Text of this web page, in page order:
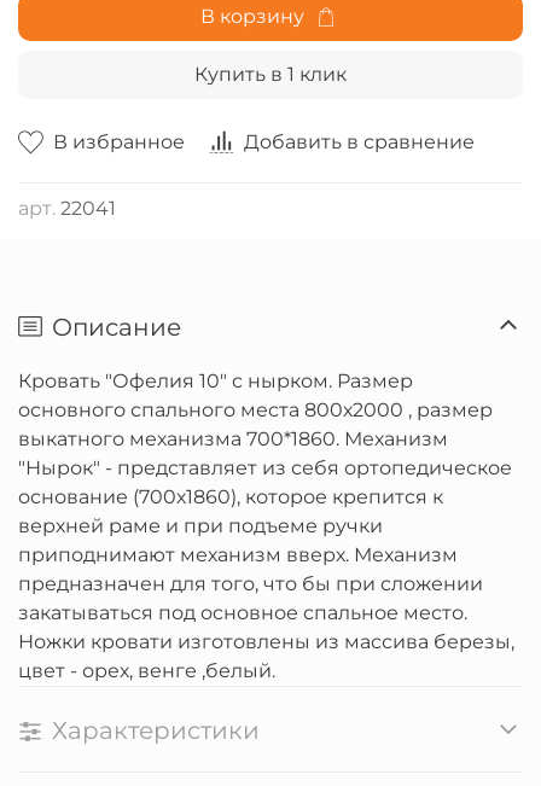
В избранное Добавить в сравнение
арт. 22041
В корзину
Купить в 1 клик
Описание
Кровать "Офелия 10" с нырком. Размер
основного спального места 800х2000 , размер
выкатного механизма 700*1860. Механизм
"Нырок" - представляет из себя ортопедическое
основание (700х1860), которое крепится к
верхней раме и при подъеме ручки
приподнимают механизм вверх. Механизм
предназначен для того, что бы при сложении
закатываться под основное спальное место.
Ножки кровати изготовлены из массива березы,
цвет - орех, венге ,белый.
Характеристики